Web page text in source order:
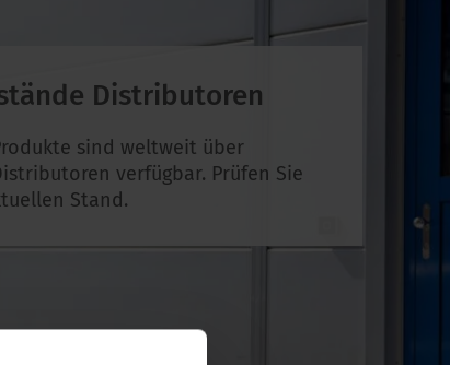
Distributoren
sind weltweit über
verfügbar. Prüfen Sie
Stand.